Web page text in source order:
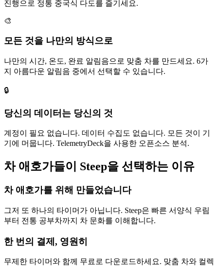
진행으로 정통 중국식 다도를 즐기세요.
🎨
모든 것을 나만의 방식으로
나만의 시간, 온도, 완료 알림음으로 맞춤 차를 만드세요. 6가
지 아름다운 알림음 중에서 선택할 수 있습니다.
🔒
당신의 데이터는 당신의 것
계정이 필요 없습니다. 데이터 수집도 없습니다. 모든 것이 기
기에 머뭅니다. TelemetryDeck을 사용한 오픈소스 분석.
차 애호가들이 Steep을 선택하는 이유
차 애호가를 위해 만들었습니다
그저 또 하나의 타이머가 아닙니다. Steep은 빠른 서양식 우림
부터 전통 공부차까지 차 문화를 이해합니다.
한 번의 결제, 영원히
무제한 타이머와 함께 무료로 다운로드하세요. 맞춤 차와 컬렉